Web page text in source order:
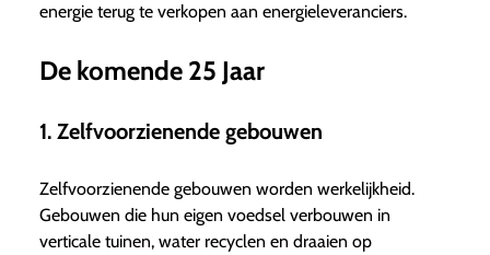
energie terug te verkopen aan energieleveranciers.
De komende 25 Jaar
1. Zelfvoorzienende gebouwen
Zelfvoorzienende gebouwen worden werkelijkheid.
Gebouwen die hun eigen voedsel verbouwen in
verticale tuinen, water recyclen en draaien op